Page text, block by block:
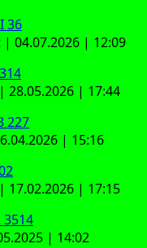
04.07.2026 | 12:09
28.05.2026 | 17:44
| 15:16
17.02.2026 | 17:15
| 14:02